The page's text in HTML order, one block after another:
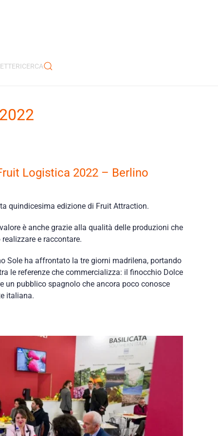
RICERCA
Logistica 2022 – Berlino
quindicesima edizione di Fruit Attraction.
è anche grazie alla qualità delle produzioni che
e raccontare.
Sole ha affrontato la tre giorni madrilena, portando
le referenze che commercializza: il finocchio Dolce
un pubblico spagnolo che ancora poco conosce
italiana.